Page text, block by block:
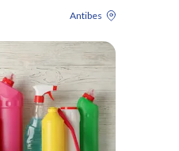
Antibes